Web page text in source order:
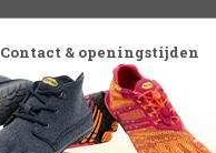
Contact & openingstijden